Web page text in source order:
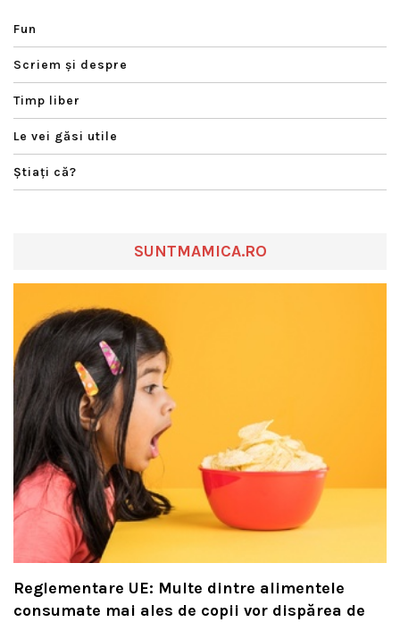
Fun
Scriem şi despre
Timp liber
Le vei găsi utile
Ştiaţi că?
SUNTMAMICA.RO
Reglementare UE: Multe dintre alimentele
consumate mai ales de copii vor dispărea de